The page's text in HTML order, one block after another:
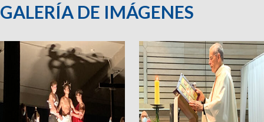
GALERÍA DE IMÁGENES